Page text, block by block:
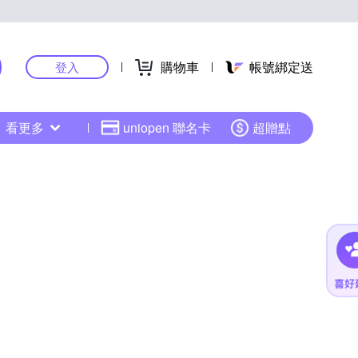
登入 購物車 帳號綁定送
看更多 uniopen 聯名卡 超贈點